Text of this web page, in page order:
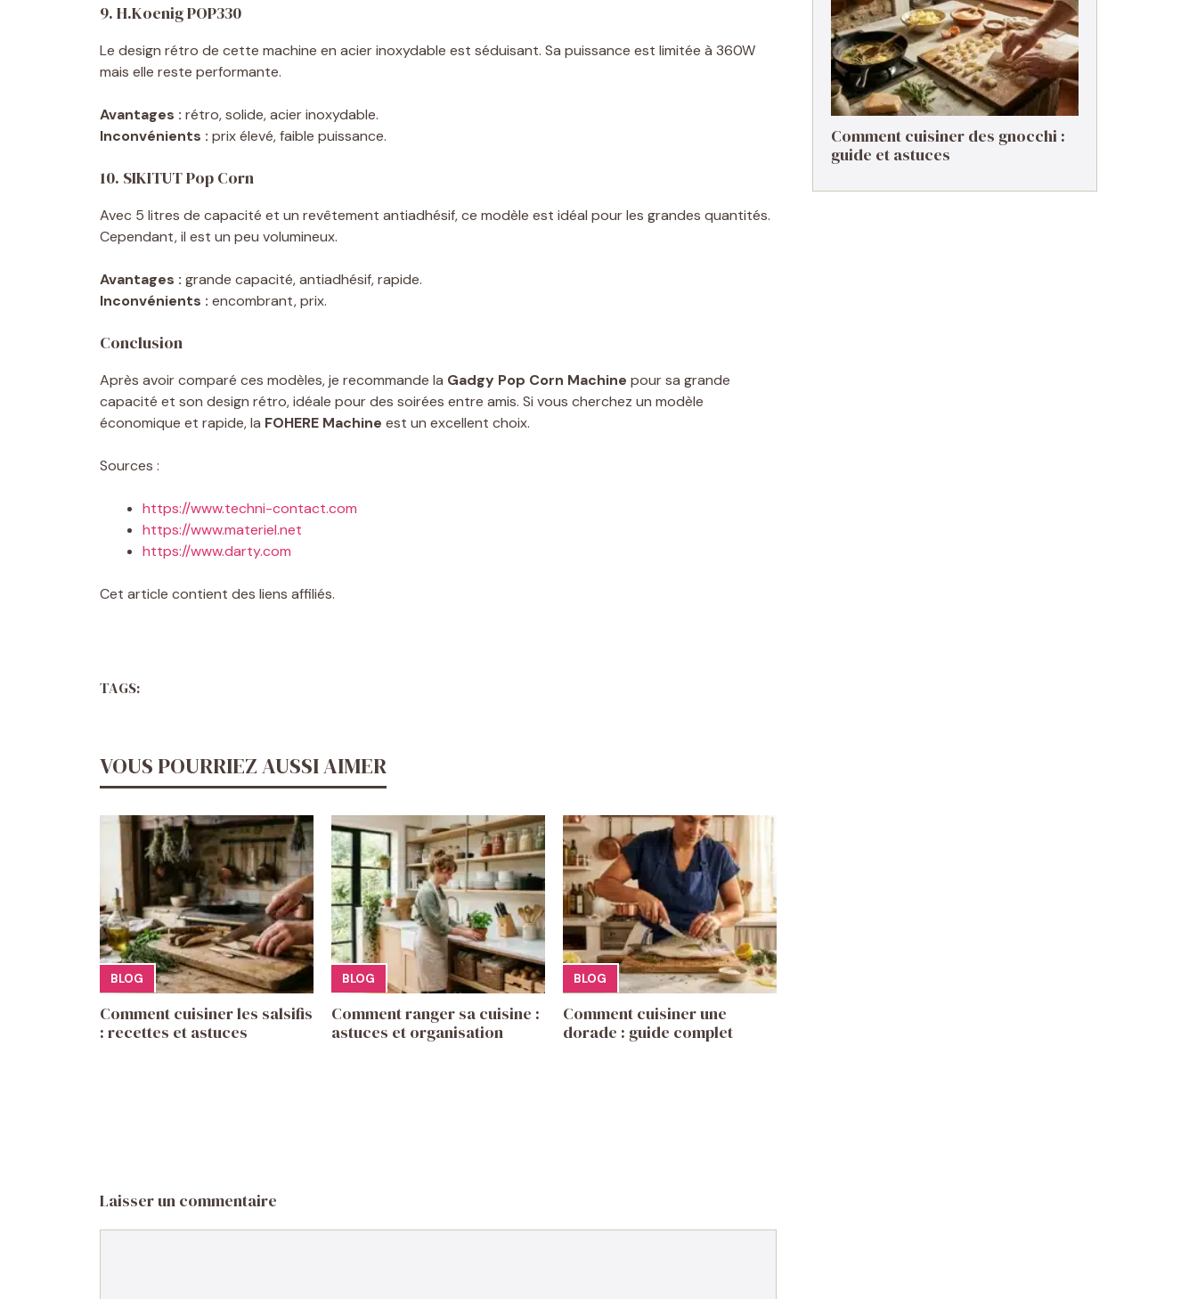
9. H.Koenig POP330
Le design rétro de cette machine en acier inoxydable est séduisant. Sa puissance est limitée à 360W
mais elle reste performante.
Avantages : rétro, solide, acier inoxydable.
Inconvénients : prix élevé, faible puissance.
10. SIKITUT Pop Corn
Avec 5 litres de capacité et un revêtement antiadhésif, ce modèle est idéal pour les grandes quantités.
Cependant, il est un peu volumineux.
Avantages : grande capacité, antiadhésif, rapide.
Inconvénients : encombrant, prix.
Conclusion
Après avoir comparé ces modèles, je recommande la Gadgy Pop Corn Machine pour sa grande
capacité et son design rétro, idéale pour des soirées entre amis. Si vous cherchez un modèle
économique et rapide, la FOHERE Machine est un excellent choix.
Sources :
https://www.techni-contact.com
https://www.materiel.net
https://www.darty.com
Cet article contient des liens affiliés.
TAGS:
VOUS POURRIEZ AUSSI AIMER
BLOG
Comment cuisiner les salsifis
: recettes et astuces
BLOG
Comment ranger sa cuisine :
astuces et organisation
BLOG
Comment cuisiner une
dorade : guide complet
Laisser un commentaire
Comment cuisiner des gnocchi :
guide et astuces